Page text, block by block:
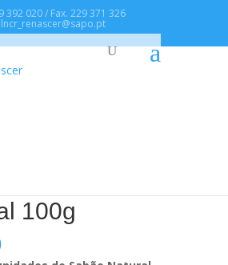
392 020 / Fax. 229 371 326
lncr_renascer@sapo.pt
100g